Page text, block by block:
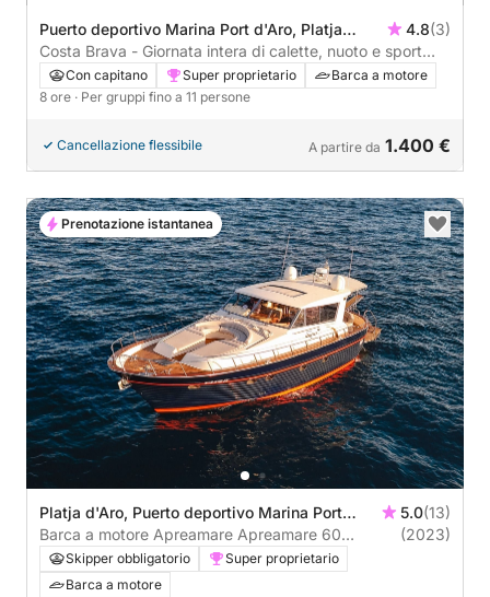
Puerto deportivo Marina Port d'Aro, Platja
d'Aro, Spagna
4.8(3)
Costa Brava - Giornata intera di calette, nuoto e sport
acquatici
Con capitano Super proprietario
Barca a motore
8 ore · Per gruppi fino a 11 persone
Cancellazione flessibile A partire da 1.400 €
Platja d'Aro, Puerto deportivo Marina Port
d'Aro
5.0(13)
Barca a motore Apreamare Apreamare 60
1800CV
(2023)
Skipper obbligatorio
Super proprietario
Barca a motore
Prenotazione istantanea